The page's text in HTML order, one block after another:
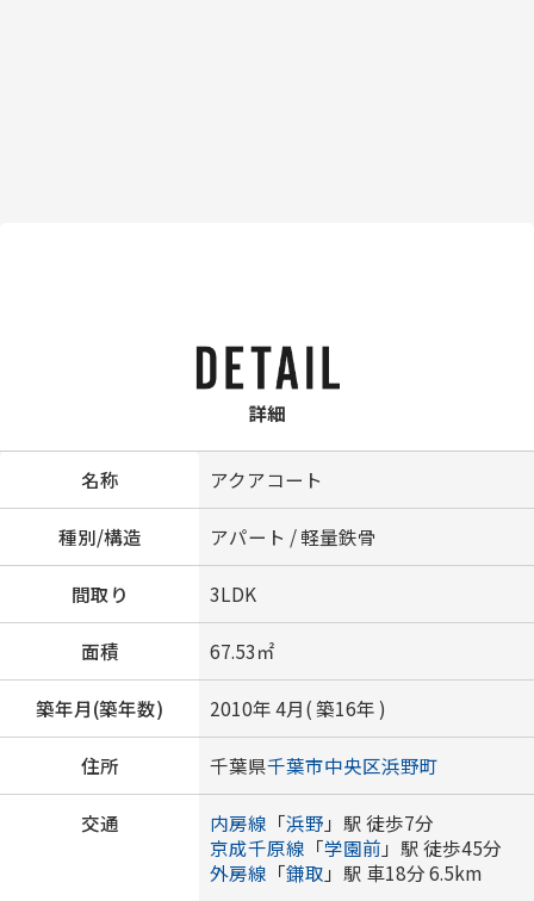
詳細
名称 アクアコート
種別/構造 アパート / 軽量鉄骨
間取り 3LDK
面積 67.53㎡
築年月(築年数) 2010年 4月( 築16年 )
住所 千葉県千葉市中央区浜野町
交通 内房線 「浜野 」駅 徒歩7分
京成千原線 「学園前 」駅 徒歩45分
外房線 「鎌取 」駅 車18分 6.5km